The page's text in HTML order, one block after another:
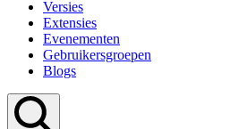
Versies
Extensies
Evenementen
Gebruikersgroepen
Blogs